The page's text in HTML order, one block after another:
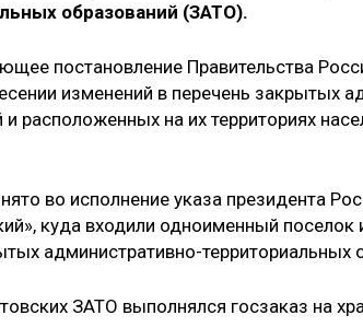
образований (ЗАТО).
постановление Правительства
изменений в перечень закрытых
расположенных на их территориях
во исполнение указа президента
куда входили одноименный поселок
административно-территориальных
ЗАТО выполнялся госзаказ на